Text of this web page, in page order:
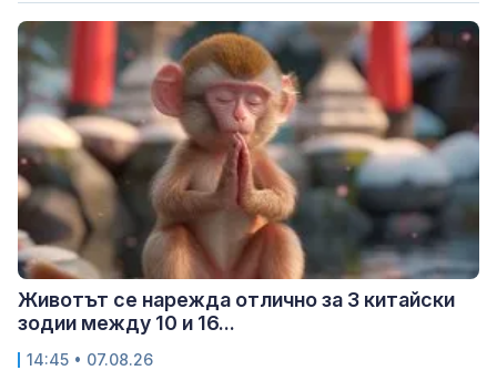
Животът се нарежда отлично за 3 китайски
зодии между 10 и 16...
14:45 • 07.08.26